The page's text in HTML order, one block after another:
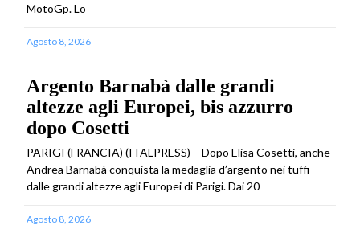
MotoGp. Lo
Agosto 8, 2026
Argento Barnabà dalle grandi
altezze agli Europei, bis azzurro
dopo Cosetti
PARIGI (FRANCIA) (ITALPRESS) – Dopo Elisa Cosetti, anche
Andrea Barnabà conquista la medaglia d’argento nei tuffi
dalle grandi altezze agli Europei di Parigi. Dai 20
Agosto 8, 2026